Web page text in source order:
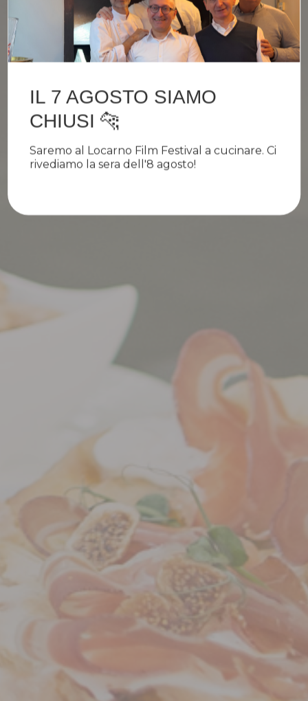
IL 7 AGOSTO SIAMO
CHIUSI 🐆
Saremo al Locarno Film Festival a cucinare. Ci
rivediamo la sera dell'8 agosto!